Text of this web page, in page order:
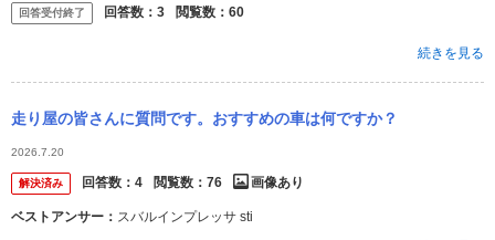
回答受付終了 回答数： 3 閲覧数： 60
続きを見る
走り屋の皆さんに質問です。おすすめの車は何ですか？
2026.7.20
解決済み 回答数： 4 閲覧数： 76 画像あり
ベストアンサー： スバルインプレッサ sti